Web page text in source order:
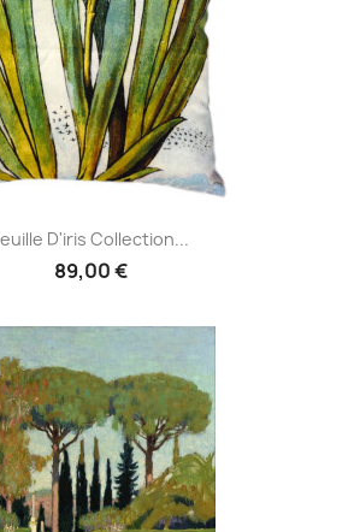
D'iris Collection...
89,00 €